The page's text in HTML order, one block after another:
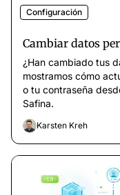
Configuración
Cambiar datos
¿Han cambiado tus
mostramos cómo
o tu contraseña
Safina.
Karsten Kreh